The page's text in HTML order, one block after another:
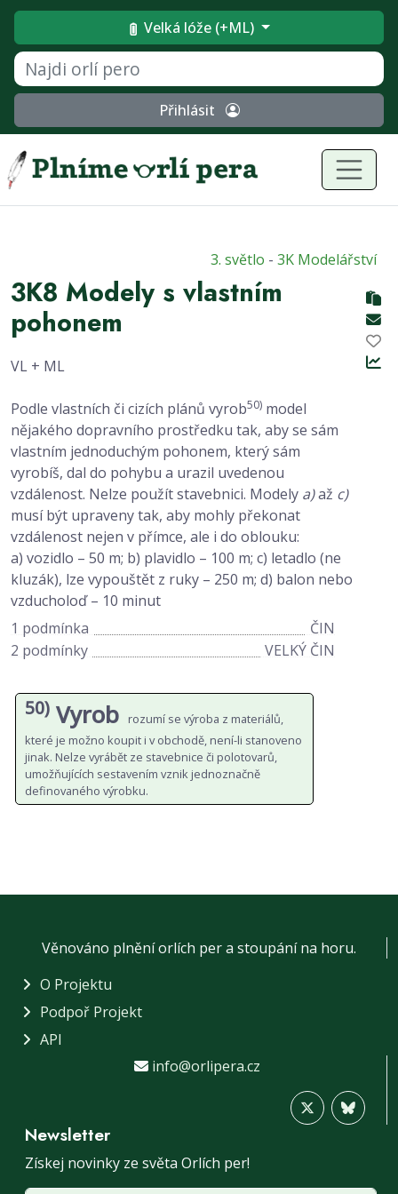
Velká lóže (+ML)
Přihlásit
3. světlo - 3K Modelářství
3K8 Modely s vlastním
pohonem
VL + ML
Podle vlastních či cizích plánů vyrob50) model
nějakého dopravního prostředku tak, aby se sám
vlastním jednoduchým pohonem, který sám
vyrobíš, dal do pohybu a urazil uvedenou
vzdálenost. Nelze použít stavebnici. Modely a)až c)
musí být upraveny tak, aby mohly překonat
vzdálenost nejen v přímce, ale i do oblouku:
a) vozidlo – 50 m; b) plavidlo – 100 m; c) letadlo (ne
kluzák), lze vypouštět z ruky – 250 m; d) balon nebo
vzducholoď – 10 minut
1 podmínka
ČIN
2 podmínky
VELKÝ ČIN
50) Vyrob
rozumí se výroba z materiálů,
které je možno koupit i v obchodě, není-li stanoveno
jinak. Nelze vyrábět ze stavebnice či polotovarů,
umožňujících sestavením vznik jednoznačně
definovaného výrobku.
Věnováno plnění orlích per a stoupání na horu.
O Projektu
Podpoř Projekt
API
info@orlipera.cz
Newsletter
Získej novinky ze světa Orlích per!